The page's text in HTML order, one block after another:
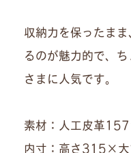
収納力を保ったま
るのが魅力的で、
さまに人気です。
素材：人工皮革157
内寸：高さ315×